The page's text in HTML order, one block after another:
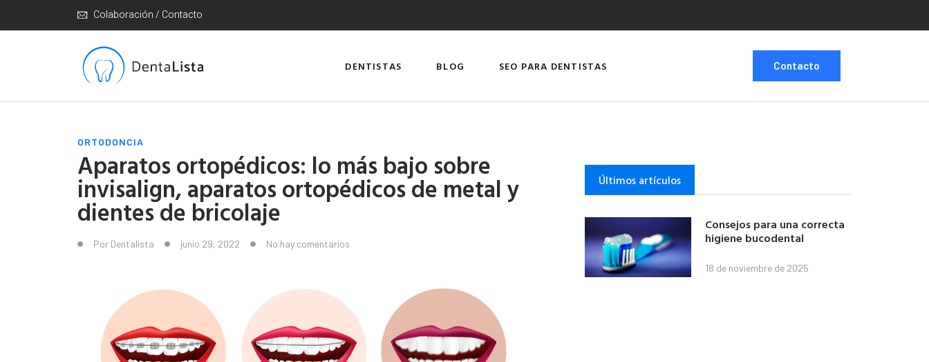
Colaboración / Contacto
DENTISTAS BLOG SEO PARA DENTISTAS Contacto
ORTODONCIA
Aparatos ortopédicos: lo más bajo sobre
invisalign, aparatos ortopédicos de metal y
dientes de bricolaje
Por Dentalista junio 29, 2022 No hay comentarios
Últimos artículos
Consejos para una correcta
higiene bucodental
18 de noviembre de 2025